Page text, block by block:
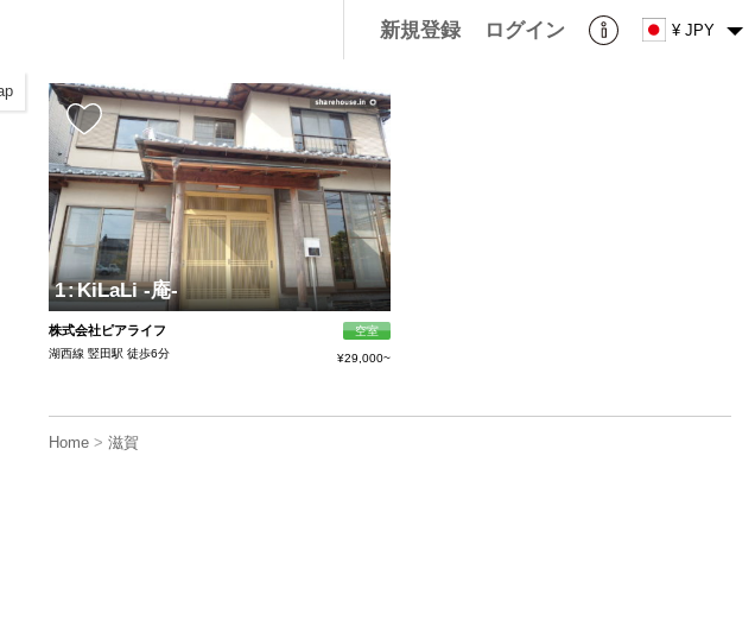
新規登録 ログイン ¥ JPY
1:KiLaLi -庵-
株式会社ピアライフ
空室
湖西線 竪田駅 徒歩6分
¥29,000~
Home >滋賀